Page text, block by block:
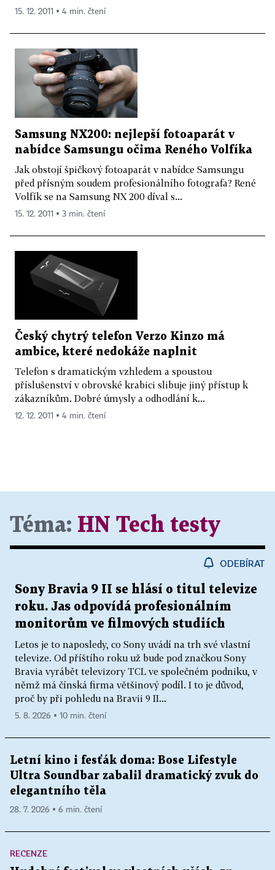
15. 12. 2011 ▪ 4 min. čtení
Samsung NX200: nejlepší fotoaparát v
nabídce Samsungu očima Reného Volfíka
Jak obstojí špičkový fotoaparát v nabídce Samsungu
před přísným soudem profesionálního fotografa? René
Volfík se na Samsung NX 200 díval s...
15. 12. 2011 ▪ 3 min. čtení
Český chytrý telefon Verzo Kinzo má
ambice, které nedokáže naplnit
Telefon s dramatickým vzhledem a spoustou
příslušenství v obrovské krabici slibuje jiný přístup k
zákazníkům. Dobré úmysly a odhodlání k...
12. 12. 2011 ▪ 4 min. čtení
Téma: HN Tech testy
ODEBÍRAT
Sony Bravia 9 II se hlásí o titul televize
roku. Jas odpovídá profesionálním
monitorům ve filmových studiích
Letos je to naposledy, co Sony uvádí na trh své vlastní
televize. Od příštího roku už bude pod značkou Sony
Bravia vyrábět televizory TCL ve společném podniku, v
němž má čínská firma většinový podíl. I to je důvod,
proč by při pohledu na Bravii 9 II...
5. 8. 2026 ▪ 10 min. čtení
Letní kino i fesťák doma: Bose Lifestyle
Ultra Soundbar zabalil dramatický zvuk do
elegantního těla
28. 7. 2026 ▪ 6 min. čtení
RECENZE